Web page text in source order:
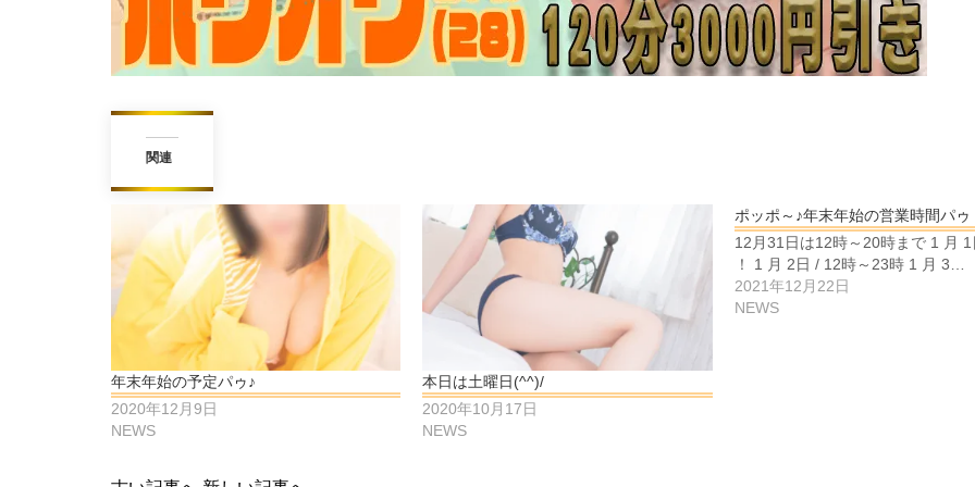
関連
年末年始の予定パゥ♪
2020年12月9日
NEWS
本日は土曜日(^^)/
2020年10月17日
NEWS
ポッポ～♪年末年始の営業時間パゥ
12月31日は12時～20時まで 1 月 1
！ 1 月 2日 / 12時～23時 1 月 3…
2021年12月22日
NEWS